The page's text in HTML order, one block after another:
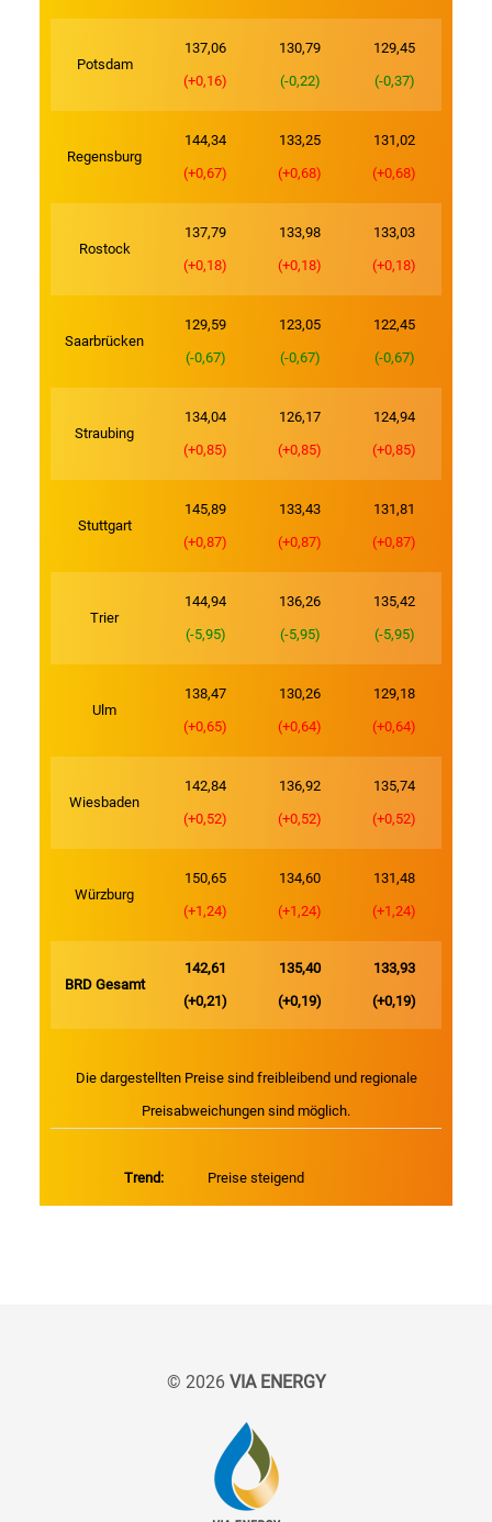
Potsdam
137,06
(+0,16)
130,79
(-0,22)
129,45
(-0,37)
Regensburg
144,34
(+0,67)
133,25
(+0,68)
131,02
(+0,68)
Rostock
137,79
(+0,18)
133,98
(+0,18)
133,03
(+0,18)
Saarbrücken
129,59
(-0,67)
123,05
(-0,67)
122,45
(-0,67)
Straubing
134,04
(+0,85)
126,17
(+0,85)
124,94
(+0,85)
Stuttgart
145,89
(+0,87)
133,43
(+0,87)
131,81
(+0,87)
Trier
144,94
(-5,95)
136,26
(-5,95)
135,42
(-5,95)
Ulm
138,47
(+0,65)
130,26
(+0,64)
129,18
(+0,64)
Wiesbaden
142,84
(+0,52)
136,92
(+0,52)
135,74
(+0,52)
Würzburg
150,65
(+1,24)
134,60
(+1,24)
131,48
(+1,24)
BRD Gesamt
142,61
(+0,21)
135,40
(+0,19)
133,93
(+0,19)
Die dargestellten Preise sind freibleibend und regionale
Preisabweichungen sind möglich.
Trend: Preise steigend
© 2026 VIA ENERGY